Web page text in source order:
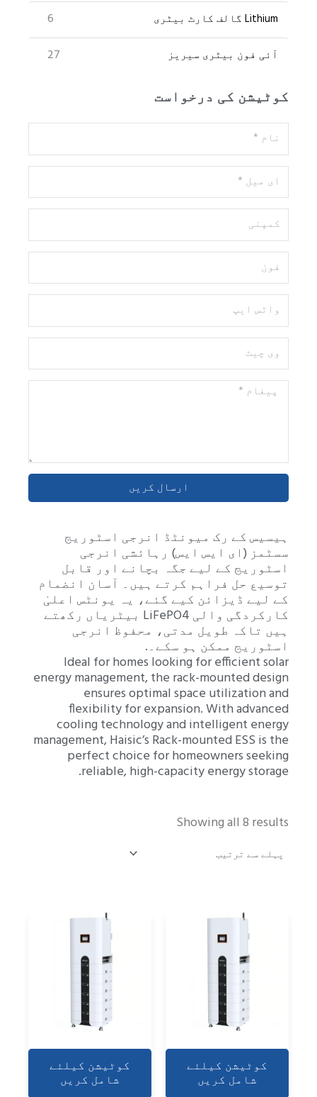
Lithium گالف کارٹ بیٹری 6
آئی فون بیٹری سیریز 27
کوٹیشن کی درخواست
نام
*
ای
میل
* کمپنی
فون
واٹس
ایپ
چیٹ
پیغام
ارسال کریں
ہیسیس کے رک میونٹڈ انرجی اسٹوریج
سسٹمز (ای ایس ایس) رہائشی انرجی
اسٹوریج کے لیے جگہ بچانے اور قابل
توسیع حل فراہم کرتے ہیں۔ آسان انضمام
کے لیے ڈیزائن کیے گئے، یہ یونٹس اعلیٰ
کارکردگی والی LiFePO4 بیٹریاں رکھتے
ہیں تاکہ طویل مدتی، محفوظ انرجی
اسٹوریج ممکن ہو سکے۔.
Ideal for homes looking for efficient solar
energy management, the rack-mounted design
ensures optimal space utilization and
flexibility for expansion. With advanced
cooling technology and intelligent energy
management, Haisic’s Rack-mounted ESS is the
perfect choice for homeowners seeking
reliable, high-capacity energy storage.
Showing all 8 results
کوٹیشن کیلئے
شامل کریں
کوٹیشن کیلئے
شامل کریں